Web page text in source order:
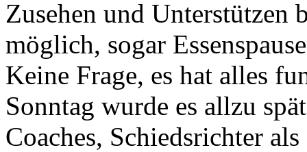
Zusehen und Unterstützen
möglich, sogar
Keine Frage, es hat alles
Sonntag wurde es allzu
Coaches, Schiedsrichter